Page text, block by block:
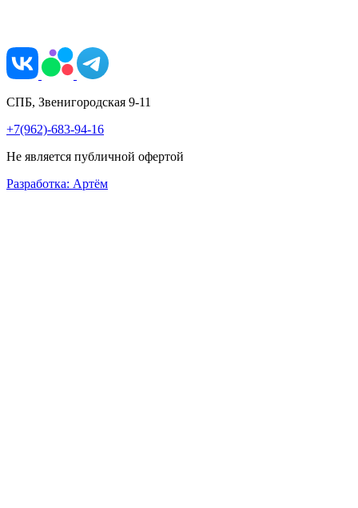
СПБ, Звенигородская 9-11
+7(962)-683-94-16
Не является публичной офертой
Разработка: Артём